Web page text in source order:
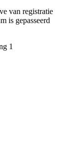
van registratie
is gepasseerd
1